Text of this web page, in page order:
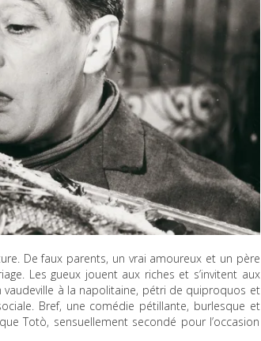
De faux parents, un vrai amoureux et un père
Les gueux jouent aux riches et s’invitent aux
à la napolitaine, pétri de quiproquos et
Bref, une comédie pétillante, burlesque et
Totò, sensuellement secondé pour l’occasion